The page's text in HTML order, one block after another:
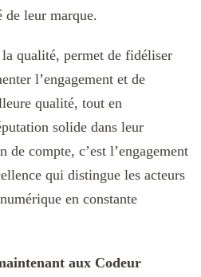
leur marque.
qualité, permet de fidéliser
l’engagement et de
qualité, tout en
solide dans leur
compte, c’est l’engagement
qui distingue les acteurs
en constante
aux Codeur